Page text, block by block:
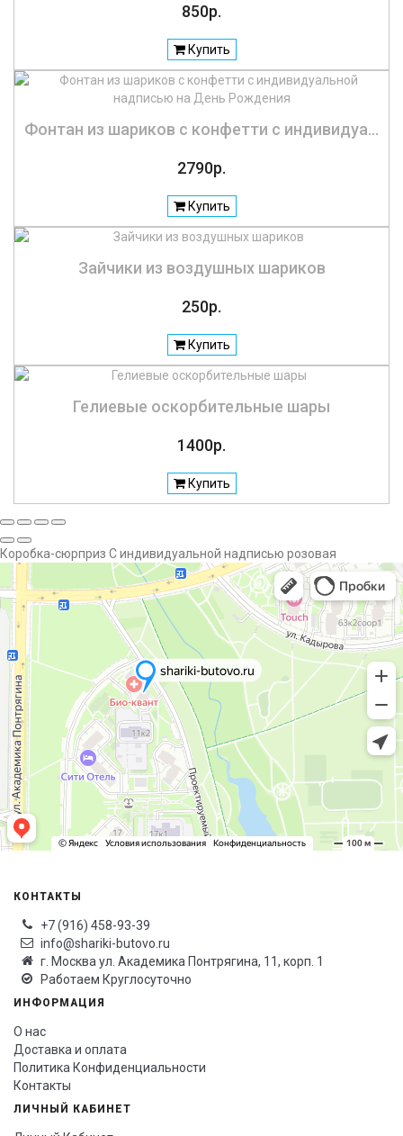
850р.
Купить
Фонтан из шариков с конфетти с индивидуа...
2790р.
Купить
Зайчики из воздушных шариков
250р.
Купить
Гелиевые оскорбительные шары
1400р.
Купить
Коробка-сюрприз С индивидуальной надписью розовая
КОНТАКТЫ
+7 (916) 458-93-39
info@shariki-butovo.ru
г. Москва ул. Академика Понтрягина, 11, корп. 1
Работаем Круглосуточно
ИНФОРМАЦИЯ
О нас
Доставка и оплата
Политика Конфиденциальности
Контакты
ЛИЧНЫЙ КАБИНЕТ